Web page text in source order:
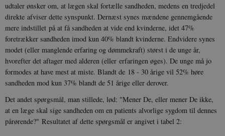
udtaler ønsker om, at lægen skal fortælle sandheden, medens en tredjedel
direkte afviser dette synspunkt. Dernæst synes mændene gennemgående
mere indstillet på at få sandheden at vide end kvinderne, idet 47%
foretrækker sandheden imod kun 40% blandt kvinderne. Endvidere synes
modet (eller manglende erfaring og dømmekraft) størst i de unge år,
hvorefter det aftager med alderen (eller erfaringen øges). De unge må jo
formodes at have mest at miste. Blandt de 18 - 30 årige vil 52% høre
sandheden mod kun 37% blandt de 51 årige eller derover.
Det andet spørgsmål, man stillede, lød: "Mener De, eller mener De ikke,
at en læge skal sige sandheden om en patients alvorlige sygdom til dennes
pårørende?" Resultatet af dette spørgsmål er angivet i tabel 2: